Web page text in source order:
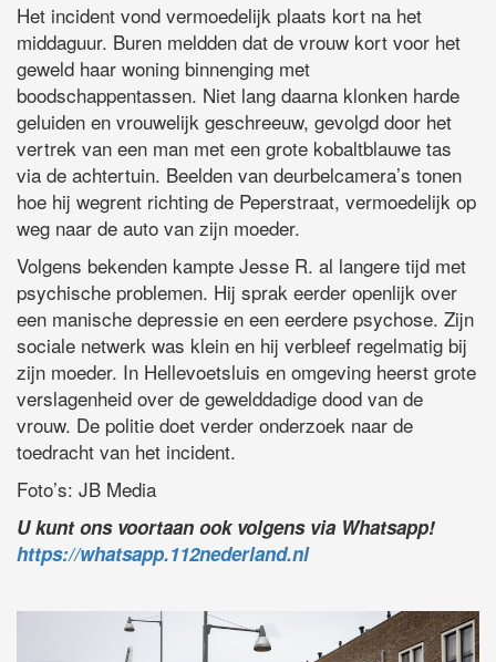
Het incident vond vermoedelijk plaats kort na het
middaguur. Buren meldden dat de vrouw kort voor het
geweld haar woning binnenging met
boodschappentassen. Niet lang daarna klonken harde
geluiden en vrouwelijk geschreeuw, gevolgd door het
vertrek van een man met een grote kobaltblauwe tas
via de achtertuin. Beelden van deurbelcamera’s tonen
hoe hij wegrent richting de Peperstraat, vermoedelijk op
weg naar de auto van zijn moeder.
Volgens bekenden kampte Jesse R. al langere tijd met
psychische problemen. Hij sprak eerder openlijk over
een manische depressie en een eerdere psychose. Zijn
sociale netwerk was klein en hij verbleef regelmatig bij
zijn moeder. In Hellevoetsluis en omgeving heerst grote
verslagenheid over de gewelddadige dood van de
vrouw. De politie doet verder onderzoek naar de
toedracht van het incident.
Foto’s: JB Media
U kunt ons voortaan ook volgens via Whatsapp!
https://whatsapp.112nederland.nl